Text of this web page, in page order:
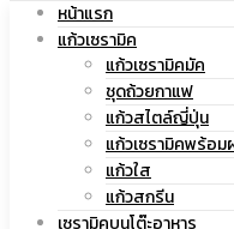
หน้าแรก
แก้วเซรามิค
แก้วเซรามิคมัค
ชุดถ้วยกาแฟ
แก้วสไตล์ญี่ปุ่น
แก้วเซรามิคพร้อม
แก้วใส
แก้วสกรีน
เซรามิคบนโต๊ะอาหาร